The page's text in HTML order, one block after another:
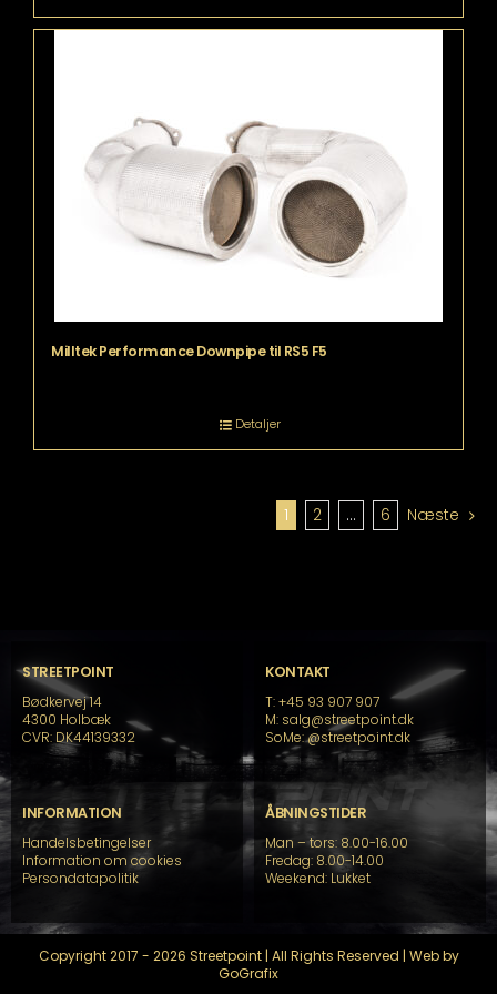
Milltek Performance Downpipe til RS5 F5
Detaljer
1 2 … 6 Næste
STREETPOINT
Bødkervej 14
4300 Holbæk
CVR: DK44139332
KONTAKT
T: +45 93 907 907
M: salg@streetpoint.dk
SoMe:@streetpoint.dk
INFORMATION
Handelsbetingelser
Information om cookies
Persondatapolitik
ÅBNINGSTIDER
Man – tors: 8.00-16.00
Fredag: 8.00-14.00
Weekend: Lukket
Copyright 2017 - 2026 Streetpoint | All Rights Reserved | Web by
GoGrafix